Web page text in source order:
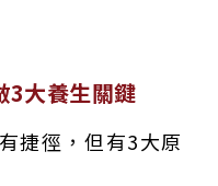
3大養生關鍵
捷徑，但有3大原